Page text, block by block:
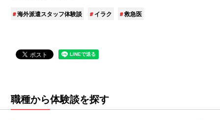
海外派遣スタッフ体験談 イラク 救急医
職種から体験談を探す